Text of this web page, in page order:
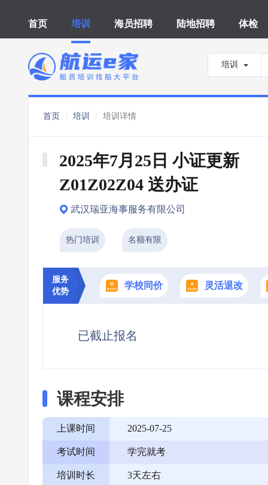
首页 培训 海员招聘 陆地招聘 体检
培训
首页 培训 培训详情
2025年7月25日 小证更新
Z01Z02Z04 送办证
武汉瑞亚海事服务有限公司
热门培训 名额有限
服务
优势
学校同价 灵活退改
已截止报名
课程安排
上课时间 2025-07-25
考试时间 学完就考
培训时长 3天左右